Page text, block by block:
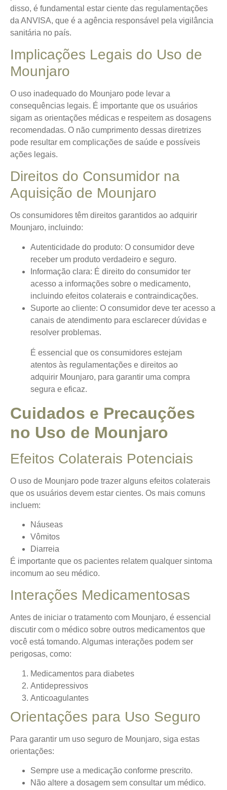
disso, é fundamental estar ciente das regulamentações
da ANVISA, que é a agência responsável pela vigilância
sanitária no país.
Implicações Legais do Uso de
Mounjaro
O uso inadequado do Mounjaro pode levar a
consequências legais. É importante que os usuários
sigam as orientações médicas e respeitem as dosagens
recomendadas. O não cumprimento dessas diretrizes
pode resultar em complicações de saúde e possíveis
ações legais.
Direitos do Consumidor na
Aquisição de Mounjaro
Os consumidores têm direitos garantidos ao adquirir
Mounjaro, incluindo:
Autenticidade do produto: O consumidor deve
receber um produto verdadeiro e seguro.
Informação clara: É direito do consumidor ter
acesso a informações sobre o medicamento,
incluindo efeitos colaterais e contraindicações.
Suporte ao cliente: O consumidor deve ter acesso a
canais de atendimento para esclarecer dúvidas e
resolver problemas.
É essencial que os consumidores estejam
atentos às regulamentações e direitos ao
adquirir Mounjaro, para garantir uma compra
segura e eficaz.
Cuidados e Precauções
no Uso de Mounjaro
Efeitos Colaterais Potenciais
O uso de Mounjaro pode trazer alguns efeitos colaterais
que os usuários devem estar cientes. Os mais comuns
incluem:
Náuseas
Vômitos
Diarreia
É importante que os pacientes relatem qualquer sintoma
incomum ao seu médico.
Interações Medicamentosas
Antes de iniciar o tratamento com Mounjaro, é essencial
discutir com o médico sobre outros medicamentos que
você está tomando. Algumas interações podem ser
perigosas, como:
Medicamentos para diabetes
Antidepressivos
Anticoagulantes
Orientações para Uso Seguro
Para garantir um uso seguro de Mounjaro, siga estas
orientações:
Sempre use a medicação conforme prescrito.
Não altere a dosagem sem consultar um médico.